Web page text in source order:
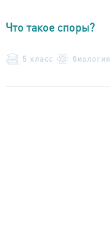
Что такое споры?
5 класс биология